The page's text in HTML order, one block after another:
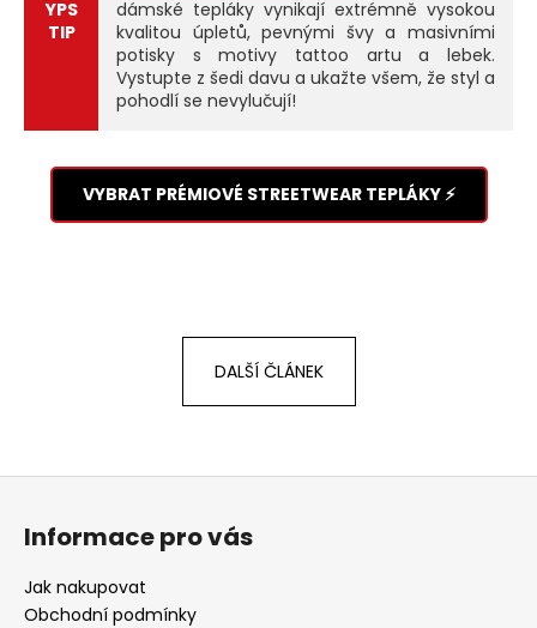
YPS
TIP
dámské tepláky vynikají extrémně vysokou
kvalitou úpletů, pevnými švy a masivními
potisky s motivy tattoo artu a lebek.
Vystupte z šedi davu a ukažte všem, že styl a
pohodlí se nevylučují!
VYBRAT PRÉMIOVÉ STREETWEAR TEPLÁKY ⚡
DALŠÍ ČLÁNEK
Z
Informace pro vás
Jak nakupovat
Obchodní podmínky